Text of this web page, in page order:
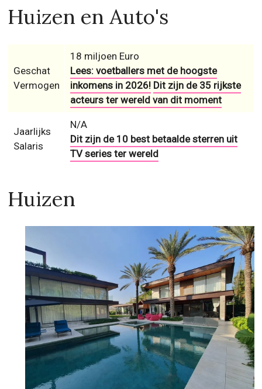
Huizen en Auto's
Geschat
Vermogen
18 miljoen Euro
Lees: voetballers met de hoogste
inkomens in 2026! Dit zijn de 35 rijkste
acteurs ter wereld van dit moment
Jaarlijks
Salaris
N/A
Dit zijn de 10 best betaalde sterren uit
TV series ter wereld
Huizen